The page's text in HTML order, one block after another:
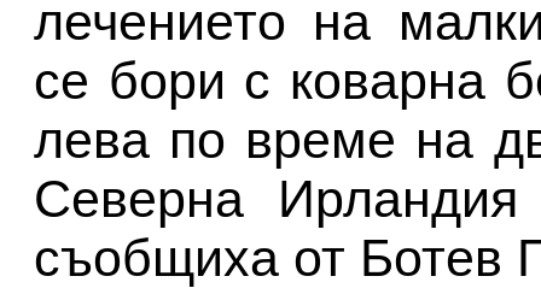
лечението на
се бори с коварна
лева по време на
Северна
съобщиха от Ботев